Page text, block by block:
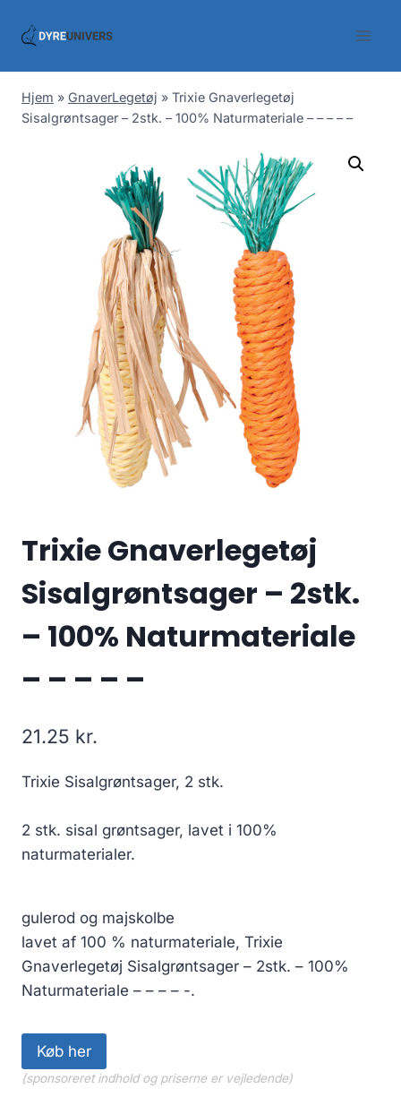
Hjem » GnaverLegetøj » Trixie Gnaverlegetøj
Sisalgrøntsager – 2stk. – 100% Naturmateriale – – – – –
Trixie Gnaverlegetøj
Sisalgrøntsager – 2stk.
– 100% Naturmateriale
– – – – –
21.25 kr.
Trixie Sisalgrøntsager, 2 stk.
2 stk. sisal grøntsager, lavet i 100%
naturmaterialer.
gulerod og majskolbe
lavet af 100 % naturmateriale, Trixie
Gnaverlegetøj Sisalgrøntsager – 2stk. – 100%
Naturmateriale – – – – -.
Køb her
(sponsoreret indhold og priserne er vejledende)